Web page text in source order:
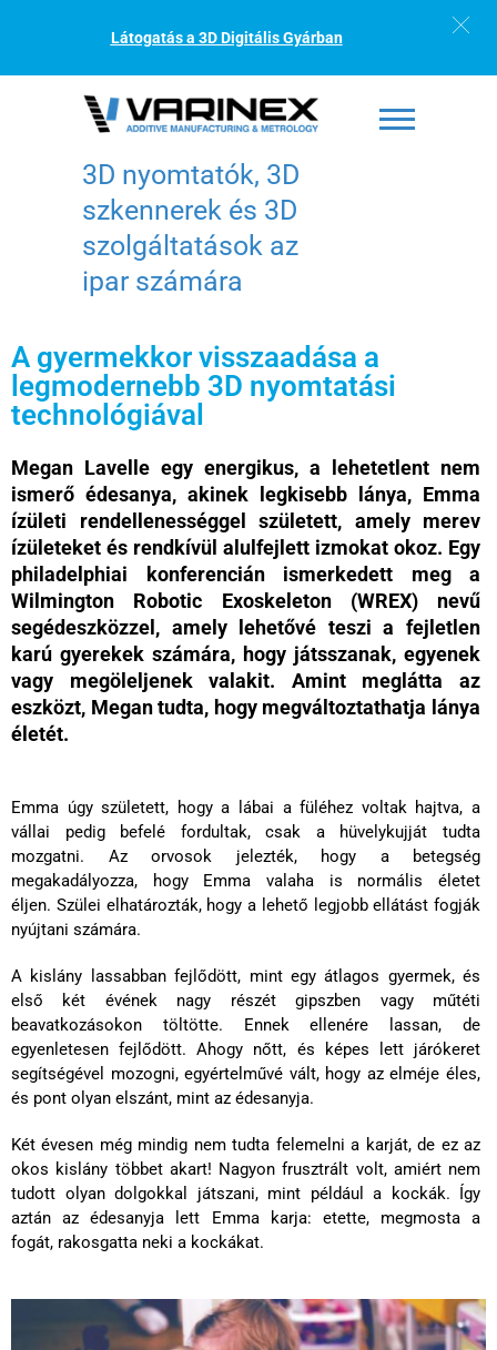
Látogatás a 3D Digitális Gyárban
3D nyomtatók, 3D
szkennerek és 3D
szolgáltatások az
ipar számára
A gyermekkor visszaadása a
legmodernebb 3D nyomtatási
technológiával
Megan Lavelle egy energikus, a lehetetlent nem
ismerő édesanya, akinek legkisebb lánya, Emma
ízületi rendellenességgel született, amely merev
ízületeket és rendkívül alulfejlett izmokat okoz. Egy
philadelphiai konferencián ismerkedett meg a
Wilmington Robotic Exoskeleton (WREX) nevű
segédeszközzel, amely lehetővé teszi a fejletlen
karú gyerekek számára, hogy játsszanak, egyenek
vagy megöleljenek valakit. Amint meglátta az
eszközt, Megan tudta, hogy megváltoztathatja lánya
életét.
Emma úgy született, hogy a lábai a füléhez voltak hajtva, a
vállai pedig befelé fordultak, csak a hüvelykujját tudta
mozgatni. Az orvosok jelezték, hogy a betegség
megakadályozza, hogy Emma valaha is normális életet
éljen. Szülei elhatározták, hogy a lehető legjobb ellátást fogják
nyújtani számára.
A kislány lassabban fejlődött, mint egy átlagos gyermek, és
első két évének nagy részét gipszben vagy műtéti
beavatkozásokon töltötte. Ennek ellenére lassan, de
egyenletesen fejlődött. Ahogy nőtt, és képes lett járókeret
segítségével mozogni, egyértelművé vált, hogy az elméje éles,
és pont olyan elszánt, mint az édesanyja.
Két évesen még mindig nem tudta felemelni a karját, de ez az
okos kislány többet akart! Nagyon frusztrált volt, amiért nem
tudott olyan dolgokkal játszani, mint például a kockák. Így
aztán az édesanyja lett Emma karja: etette, megmosta a
fogát, rakosgatta neki a kockákat.